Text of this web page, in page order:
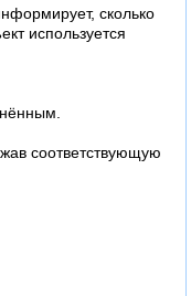
сколько
используется
соответствующую